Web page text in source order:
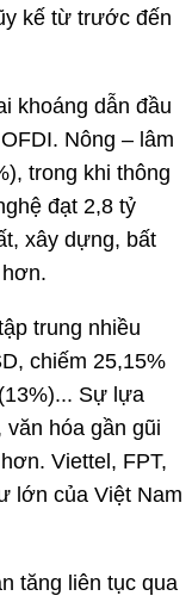
kế từ trước đến
khoáng dẫn đầu
Nông – lâm
trong khi thông
đạt 2,8 tỷ
xây dựng, bất
trung nhiều
chiếm 25,15%
Sự lựa
hóa gần gũi
Viettel, FPT,
lớn của Việt Nam
tăng liên tục qua